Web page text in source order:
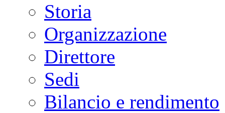
Storia
Organizzazione
Direttore
Sedi
Bilancio e rendimento